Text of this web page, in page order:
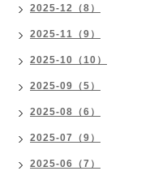
2025-12（8）
2025-11（9）
2025-10（10）
2025-09（5）
2025-08（6）
2025-07（9）
2025-06（7）